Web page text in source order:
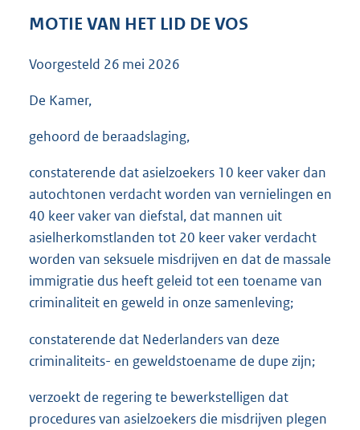
e
MOTIE VAN HET LID DE VOS
Voorgesteld 26 mei 2026
De Kamer,
gehoord de beraadslaging,
constaterende dat asielzoekers 10 keer vaker dan
autochtonen verdacht worden van vernielingen en
40 keer vaker van diefstal, dat mannen uit
asielherkomstlanden tot 20 keer vaker verdacht
worden van seksuele misdrijven en dat de massale
immigratie dus heeft geleid tot een toename van
criminaliteit en geweld in onze samenleving;
constaterende dat Nederlanders van deze
criminaliteits- en geweldstoename de dupe zijn;
verzoekt de regering te bewerkstelligen dat
procedures van asielzoekers die misdrijven plegen